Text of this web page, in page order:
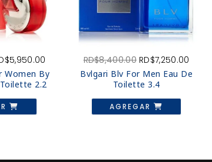
5,950.00
precio
actual
es:
RD$5,950.00.
Women By
2.2
RD$8,400.00 El
precio
original
era:
RD$8,400.00.
RD$7,250.00
precio
actual
Bvlgari Blv For Men Eau De
Toilette 3.4
AGREGAR